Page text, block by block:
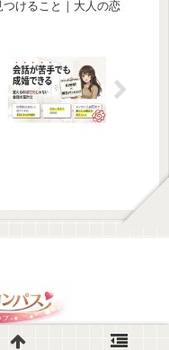
つけること｜大人の恋
い出会うショップ.